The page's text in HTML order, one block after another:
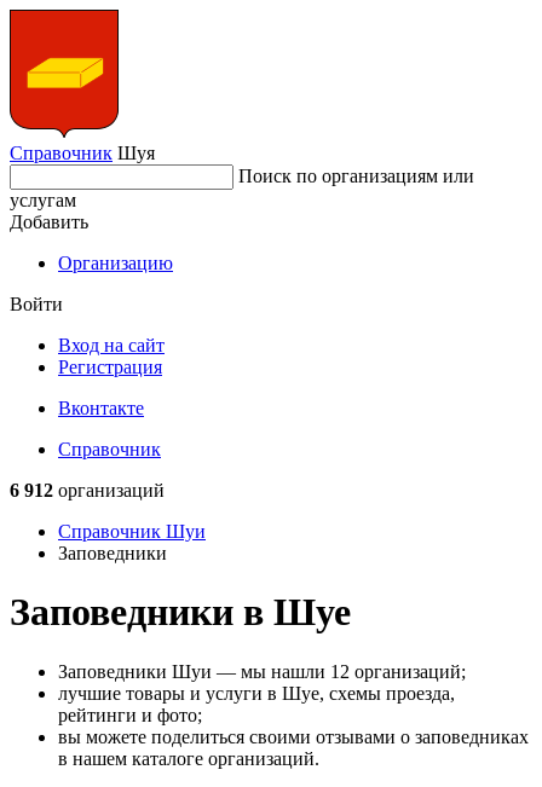
Справочник Шуя
Поиск по организациям или
услугам
Добавить
Организацию
Войти
Вход на сайт
Регистрация
Вконтакте
Справочник
6 912 организаций
Справочник Шуи
Заповедники
Заповедники в Шуе
Заповедники Шуи — мы нашли 12 организаций;
лучшие товары и услуги в Шуе, схемы проезда,
рейтинги и фото;
вы можете поделиться своими отзывами о заповедниках
в нашем каталоге организаций.